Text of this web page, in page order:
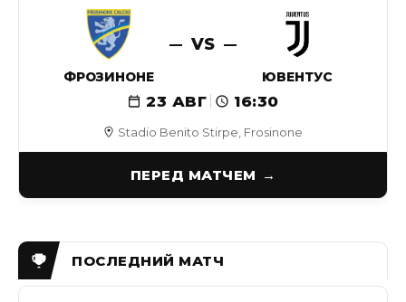
Stadio Benito Stirpe, Frosinone
ФРОЗИНОНЕ
VS
ЮВЕНТУС
23 АВГ 16:30
ПЕРЕД МАТЧЕМ